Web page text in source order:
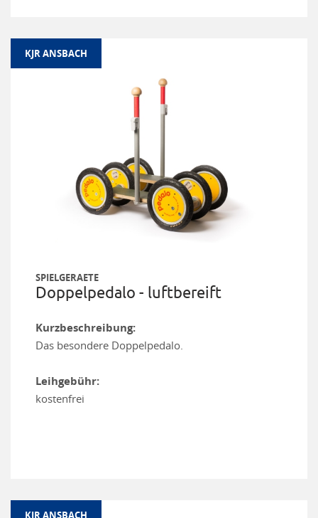
KJR ANSBACH
SPIELGERAETE
Doppelpedalo - luftbereift
Kurzbeschreibung:
Das besondere Doppelpedalo.
Leihgebühr:
kostenfrei
KJR ANSBACH